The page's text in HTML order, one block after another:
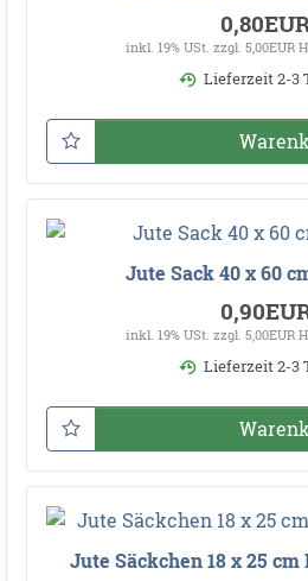
inkl. 19% USt. zzgl. 5,00EUR
Lieferzeit 2-3
Jute Sack 40 x 60
inkl. 19% USt. zzgl. 5,00EUR
Lieferzeit 2-3
Jute Säckchen 18 x 25